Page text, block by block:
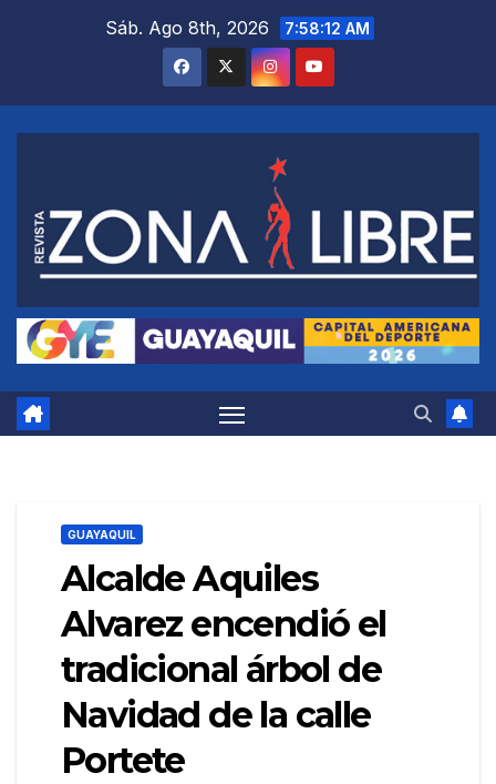
Sáb. Ago 8th, 2026 7:58:13 AM
GUAYAQUIL
Alcalde Aquiles
Alvarez encendió el
tradicional árbol de
Navidad de la calle
Portete